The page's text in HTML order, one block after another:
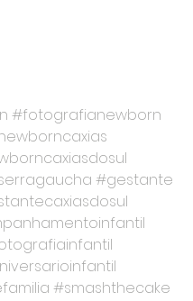
#fotografianewborn
#gestante
#smashthecake